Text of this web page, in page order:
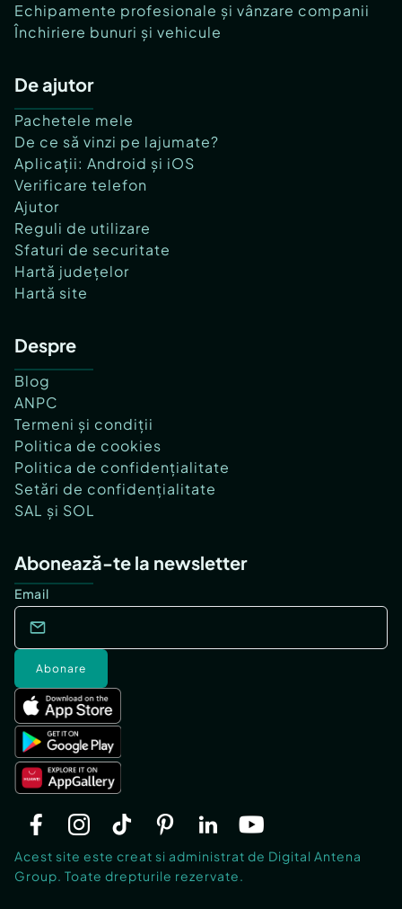
Echipamente profesionale și vânzare companii
Închiriere bunuri și vehicule
De ajutor
Pachetele mele
De ce să vinzi pe lajumate?
Aplicații: Android și iOS
Verificare telefon
Ajutor
Reguli de utilizare
Sfaturi de securitate
Hartă județelor
Hartă site
Despre
Blog
ANPC
Termeni și condiții
Politica de cookies
Politica de confidențialitate
Setări de confidențialitate
SAL și SOL
Abonează-te la newsletter
Email
Abonare
Acest site este creat si administrat de Digital Antena
Group. Toate drepturile rezervate.